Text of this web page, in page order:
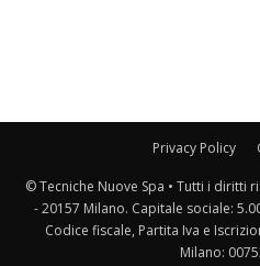
Privacy Policy
© Tecniche Nuove Spa • Tutti i diritti
- 20157 Milano. Capitale sociale:
Codice fiscale, Partita Iva e
Milano: